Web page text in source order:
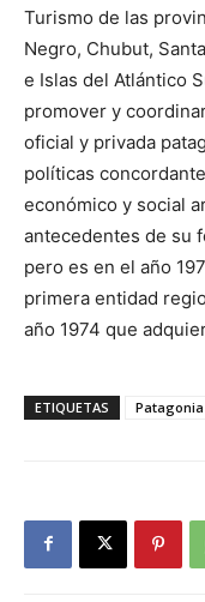
Turismo de las
Negro, Chubut,
e Islas del Atlántico
promover y
oficial y privada
políticas
económico y social
antecedentes de su
pero es en el año
primera entidad
año 1974 que
ETIQUETAS Patagonia